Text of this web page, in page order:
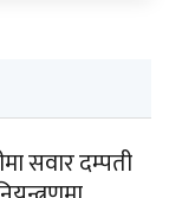
सवार दम्पती